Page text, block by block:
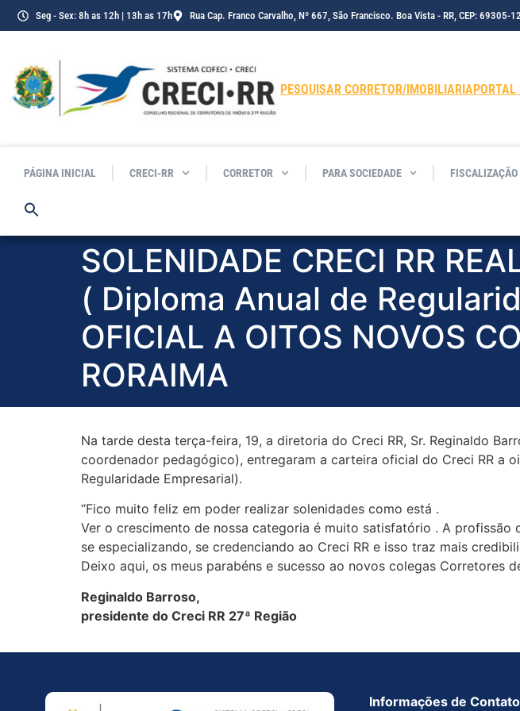
conteúdoSeg - Sex: 8h as 12h | 13h as 17h Rua Cap. Franco Carvalho, Nº 667, São Francisco. Boa Vista - RR, CEP: 69305-
PESQUISAR CORRETOR/IMOBILIARIAPORTAL
PÁGINA INICIAL CRECI-RR CORRETOR PARA SOCIEDADE FISCALIZAÇÃO
SOLENIDADE CRECI RR
( Diploma Anual de
OFICIAL A OITOS NOVOS
RORAIMA
Na tarde desta terça-feira, 19, a diretoria do Creci RR, Sr. Reginaldo
coordenador pedagógico), entregaram a carteira oficial do Creci RR a
Regularidade Empresarial).
“Fico muito feliz em poder realizar solenidades como está .
Ver o crescimento de nossa categoria é muito satisfatório . A
se especializando, se credenciando ao Creci RR e isso traz mais
Deixo aqui, os meus parabéns e sucesso ao novos colegas Corretores
Reginaldo Barroso,
presidente do Creci RR 27ª Região
Informações de Contato